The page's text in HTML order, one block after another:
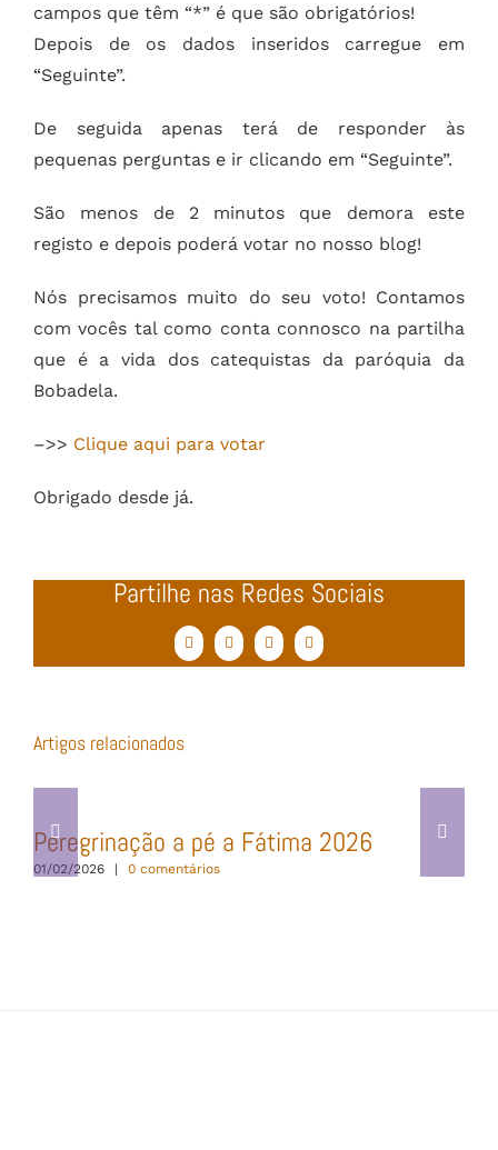
campos que têm “*” é que são obrigatórios!
Depois de os dados inseridos carregue em
“Seguinte”.
De seguida apenas terá de responder às
pequenas perguntas e ir clicando em “Seguinte”.
São menos de 2 minutos que demora este
registo e depois poderá votar no nosso blog!
Nós precisamos muito do seu voto! Contamos
com vocês tal como conta connosco na partilha
que é a vida dos catequistas da paróquia da
Bobadela.
–>> Clique aqui para votar
Obrigado desde já.
Partilhe nas Redes Sociais
FacebookTwitterWhatsApp
Email
(necessário
Artigos relacionados
Peregrinação a pé a Fátima 2026
01/02/2026 | 0 comentários